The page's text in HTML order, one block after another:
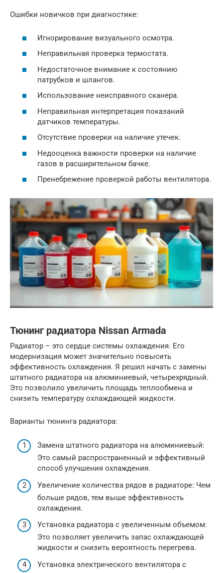
Ошибки новичков при диагностике:
Игнорирование визуального осмотра.
Неправильная проверка термостата.
Недостаточное внимание к состоянию
патрубков и шлангов.
Использование неисправного сканера.
Неправильная интерпретация показаний
датчиков температуры.
Отсутствие проверки на наличие утечек.
Недооценка важности проверки на наличие
газов в расширительном бачке.
Пренебрежение проверкой работы вентилятора.
Тюнинг радиатора Nissan Armada
Радиатор – это сердце системы охлаждения. Его
модернизация может значительно повысить
эффективность охлаждения. Я решил начать с замены
штатного радиатора на алюминиевый, четырехрядный.
Это позволило увеличить площадь теплообмена и
снизить температуру охлаждающей жидкости.
Варианты тюнинга радиатора:
Замена штатного радиатора на алюминиевый:
Это самый распространенный и эффективный
способ улучшения охлаждения.
Увеличение количества рядов в радиаторе: Чем
больше рядов, тем выше эффективность
охлаждения.
Установка радиатора с увеличенным объемом:
Это позволяет увеличить запас охлаждающей
жидкости и снизить вероятность перегрева.
Установка электрического вентилятора с